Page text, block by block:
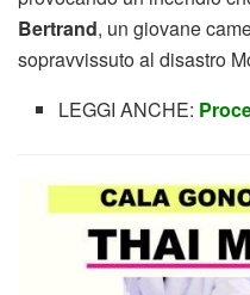
Bertrand, un giovane
sopravvissuto al disastro
LEGGI ANCHE: